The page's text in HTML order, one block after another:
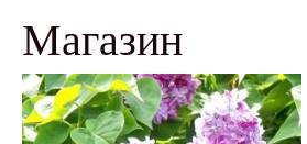
Магазин